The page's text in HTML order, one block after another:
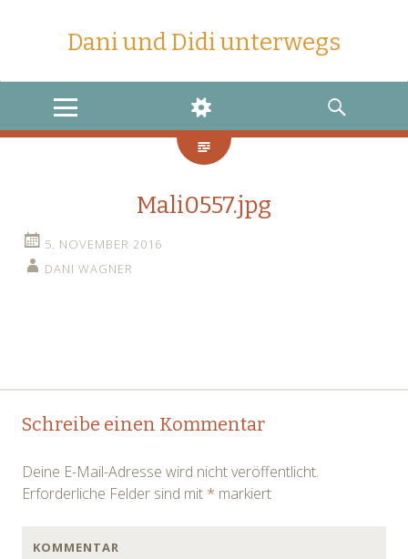
Dani und Didi unterwegs
MENU
WIDGETS
SEARCH
Mali0557.jpg
5. NOVEMBER 2016
DANI WAGNER
Post
Schreibe einen Kommentar
Deine E-Mail-Adresse wird nicht veröffentlicht.
Erforderliche Felder sind mit * markiert
KOMMENTAR